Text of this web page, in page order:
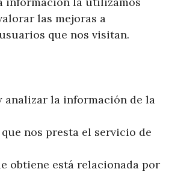
las mejoras a
que nos visitan.
analizar la información de la
nos presta el servicio de
obtiene está relacionada por